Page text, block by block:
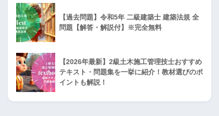
【過去問題】令和5年 二級建築士 建築法規 全
問題【解答・解説付】※完全無料
【2026年最新】2級土木施工管理技士おすすめ
テキスト・問題集を一挙に紹介！教材選びのポ
イントも解説！